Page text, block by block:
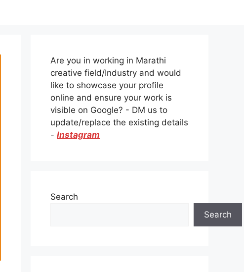
Are you in working in Marathi
creative field/Industry and would
like to showcase your profile
online and ensure your work is
visible on Google? - DM us to
update/replace the existing details
- Instagram
Search
Search